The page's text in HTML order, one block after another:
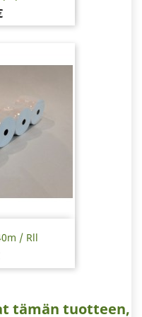
/ Rll
tämän tuotteen,